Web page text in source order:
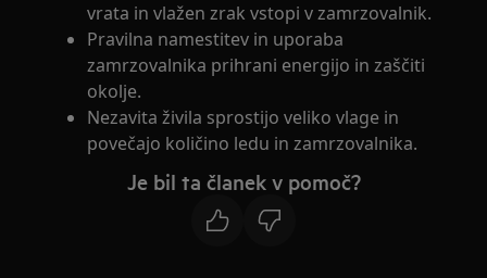
vrata in vlažen zrak vstopi v zamrzovalnik.
Pravilna namestitev in uporaba
zamrzovalnika prihrani energijo in zaščiti
okolje.
Nezavita živila sprostijo veliko vlage in
povečajo količino ledu in zamrzovalnika.
Je bil ta članek v pomoč?